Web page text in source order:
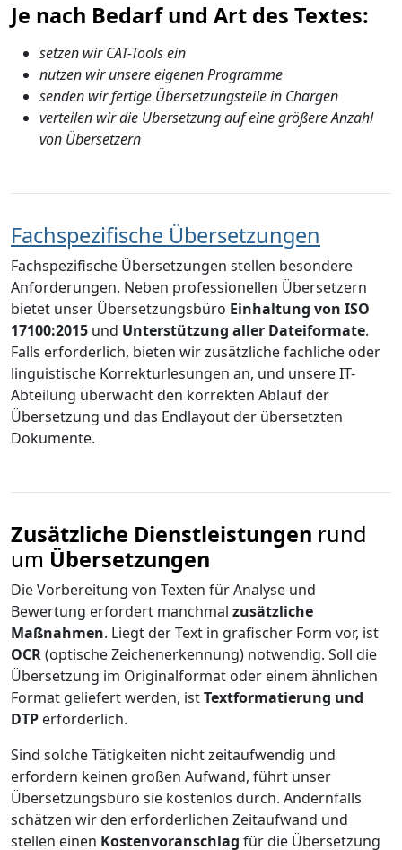
Je nach Bedarf und Art des Textes:
setzen wir CAT-Tools ein
nutzen wir unsere eigenen Programme
senden wir fertige Übersetzungsteile in Chargen
verteilen wir die Übersetzung auf eine größere Anzahl
von Übersetzern
Fachspezifische Übersetzungen
Fachspezifische Übersetzungen stellen besondere
Anforderungen. Neben professionellen Übersetzern
bietet unser Übersetzungsbüro Einhaltung von ISO
17100:2015 und Unterstützung aller Dateiformate.
Falls erforderlich, bieten wir zusätzliche fachliche oder
linguistische Korrekturlesungen an, und unsere IT-
Abteilung überwacht den korrekten Ablauf der
Übersetzung und das Endlayout der übersetzten
Dokumente.
Zusätzliche Dienstleistungen rund
um Übersetzungen
Die Vorbereitung von Texten für Analyse und
Bewertung erfordert manchmal zusätzliche
Maßnahmen. Liegt der Text in grafischer Form vor, ist
OCR(optische Zeichenerkennung) notwendig. Soll die
Übersetzung im Originalformat oder einem ähnlichen
Format geliefert werden, istTextformatierung und
DTP erforderlich.
Sind solche Tätigkeiten nicht zeitaufwendig und
erfordern keinen großen Aufwand, führt unser
Übersetzungsbüro sie kostenlos durch. Andernfalls
schätzen wir den erforderlichen Zeitaufwand und
stellen einen Kostenvoranschlag für die Übersetzung